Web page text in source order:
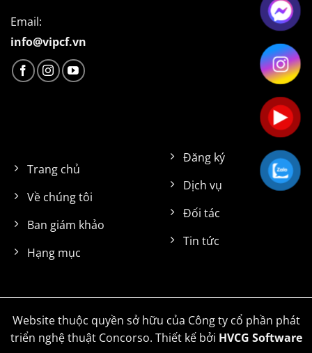
Email:
info@vipcf.vn
Trang chủ
Về chúng tôi
Ban giám khảo
Hạng mục
Đăng ký
Dịch vụ
Đối tác
Tin tức
Website thuộc quyền sở hữu của Công ty cổ phần phát
triển nghệ thuật Concorso. Thiết kế bởi HVCG Software